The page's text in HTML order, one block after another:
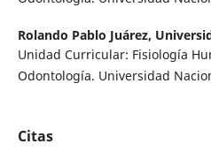
Rolando Pablo Juárez,
Unidad Curricular: Fisiología
Odontología. Universidad
Citas